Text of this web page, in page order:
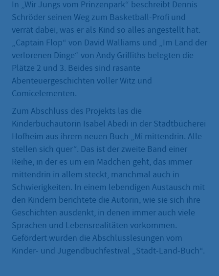
In „Wir Jungs vom Prinzenpark“ beschreibt Dennis
Schröder seinen Weg zum Basketball-Profi und
verrät dabei, was er als Kind so alles angestellt hat.
„Captain Flop“ von David Walliams und „Im Land der
verlorenen Dinge“ von Andy Griffiths belegten die
Plätze 2 und 3. Beides sind rasante
Abenteuergeschichten voller Witz und
Comicelementen.
Zum Abschluss des Projekts las die
Kinderbuchautorin Isabel Abedi in der Stadtbücherei
Hofheim aus ihrem neuen Buch „Mi mittendrin. Alle
stellen sich quer“. Das ist der zweite Band einer
Reihe, in der es um ein Mädchen geht, das immer
mittendrin in allem steckt, manchmal auch in
Schwierigkeiten. In einem lebendigen Austausch mit
den Kindern berichtete die Autorin, wie sie sich ihre
Geschichten ausdenkt, in denen immer auch viele
Sprachen und Lebensrealitäten vorkommen.
Gefördert wurden die Abschlusslesungen vom
Kinder- und Jugendbuchfestival „Stadt-Land-Buch“.